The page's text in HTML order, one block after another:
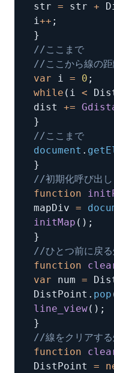
str = str +
i++ ;
}
//ここまで
//ここから線の距
var i = 0 ;
while ( i <
dist +=
}
//ここまで
document .
}
//初期化呼び出し
function
mapDiv =
initMap ( ) ;
}
//ひとつ前に戻る
function
var num =
DistPoint . pop
line_view( ) ;
}
//線をクリアする
function
DistPoint =